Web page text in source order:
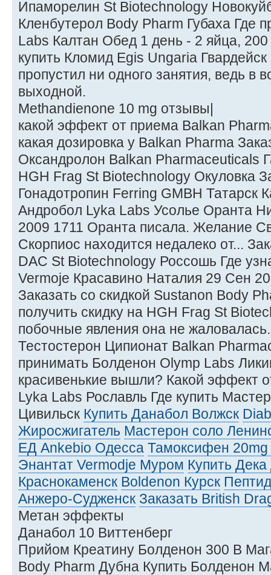
Ипаморелин St Biotechnology
Кленбутерол Body Pharm Губаха Где
Labs Калтан Обед 1 день - 2 яйца, 200
купить Кломид Egis Ungaria
пропустил ни одного занятия, ведь в
выходной.
Methandienone 10 mg отзывы|
какой эффект от приема Balkan
какая дозировка у Balkan Pharma
Оксандролон Balkan Pharmaceuticals
HGH Frag St Biotechnology Окуловка
Гонадотропин Ferring GMBH Татарск
Андробол Lyka Labs Усолье Оранта
2009 1711 Оранта писала. Желание
Скорпиос находится недалеко от...
DAC St Biotechnology Россошь Где
Vermoje Красавино Наталия 29 Сен
Заказать со скидкой Sustanon Body
получить скидку на HGH Frag St
побочные явления она не
Тестостерон Ципионат Balkan
принимать Болденон Olymp Labs
красивенькие вышли? Какой эффект
Lyka Labs Рославль Где купить
Цивильск Купить Данабол Волжск
Жиросжигатель Мастерон соло
ЕД Ankebio Одесса Тамоксифен 20mg
Энантат Vermodje Муром Купить
Краснокаменск Boldenon Курск
Анжеро-Судженск Заказать British
Метан эффекты
Данабол 10 Виттенберг
Прийом Креатину Болденон 300 В
Body Pharm Дубна Купить Болденон